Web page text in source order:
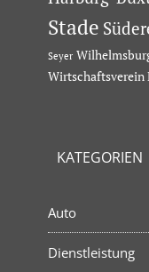
Stade
Seyer
Wirtschaftsverein
KATEGORIEN
Auto
Dienstleistung